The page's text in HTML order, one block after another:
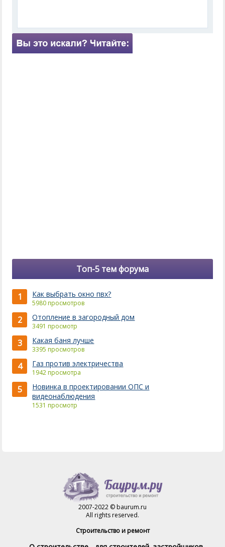
Топ-5 тем форума
1 Как выбрать окно пвх?
5980 просмотров
2 Отопление в загородный дом
3491 просмотр
3 Какая баня лучше
3395 просмотров
4 Газ против электричества
1942 просмотра
5
Новинка в проектировании ОПС и
видеонаблюдения
1531 просмотр
2007-2022 © baurum.ru
All rights reserved.
Строительство и ремонт